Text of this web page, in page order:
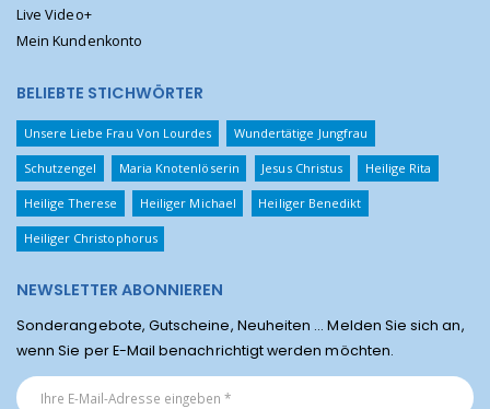
Live Video+
Mein Kundenkonto
BELIEBTE STICHWÖRTER
Unsere Liebe Frau Von Lourdes Wundertätige Jungfrau
Schutzengel Maria Knotenlöserin Jesus Christus Heilige Rita
Heilige Therese Heiliger Michael Heiliger Benedikt
Heiliger Christophorus
NEWSLETTER ABONNIEREN
Sonderangebote, Gutscheine, Neuheiten ... Melden Sie sich an,
wenn Sie per E-Mail benachrichtigt werden möchten.